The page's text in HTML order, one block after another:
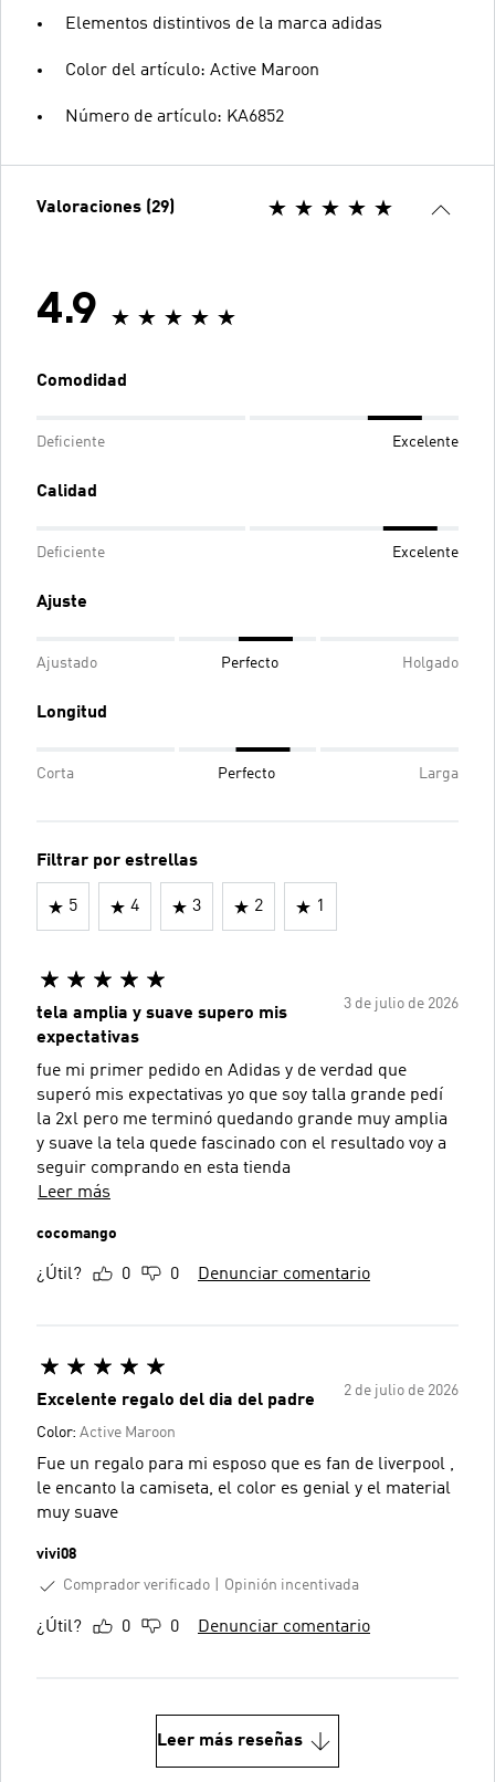
Elementos distintivos de la marca adidas
Color del artículo: Active Maroon
Número de artículo: KA6852
Valoraciones (29)
4.9
Comodidad
Deficiente Excelente
Calidad
Deficiente Excelente
Ajuste
Ajustado Perfecto Holgado
Longitud
Corta Perfecto Larga
Filtrar por estrellas
5 4 3 2 1
3 de julio de 2026
tela amplia y suave supero mis
expectativas
fue mi primer pedido en Adidas y de verdad que
superó mis expectativas yo que soy talla grande pedí
la 2xl pero me terminó quedando grande muy amplia
y suave la tela quede fascinado con el resultado voy a
seguir comprando en esta tienda
Leer más
cocomango
¿Útil? 0 0 Denunciar comentario
2 de julio de 2026
Excelente regalo del dia del padre
Color: Active Maroon
Fue un regalo para mi esposo que es fan de liverpool ,
le encanto la camiseta, el color es genial y el material
muy suave
vivi08
Comprador verificado
Opinión incentivada
¿Útil? 0 0 Denunciar comentario
Leer más reseñas